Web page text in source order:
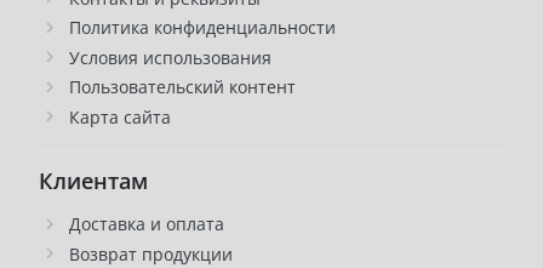
Политика конфиденциальности
Условия использования
Пользовательский контент
Карта сайта
Клиентам
Доставка и оплата
Возврат продукции